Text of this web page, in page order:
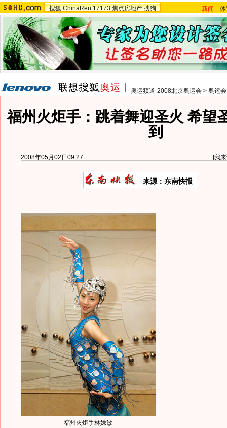
搜狐 ChinaRen 17173 焦点房地产 搜狗 新闻 -
奥运频道-2008北京奥运会 > 奥运
福州火炬手：跳着舞迎圣火 希望
到
2008年05月02日09:27 [我
来源：东南快报
福州火炬手林姝敏